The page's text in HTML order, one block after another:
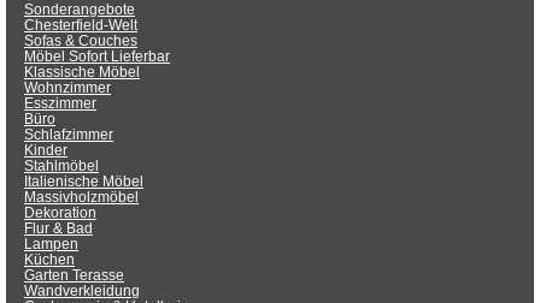
Sonderangebote
Chesterfield-Welt
Sofas & Couches
Möbel Sofort Lieferbar
Klassische Möbel
Wohnzimmer
Esszimmer
Büro
Schlafzimmer
Kinder
Stahlmöbel
Italienische Möbel
Massivholzmöbel
Dekoration
Flur & Bad
Lampen
Küchen
Garten Terasse
Wandverkleidung